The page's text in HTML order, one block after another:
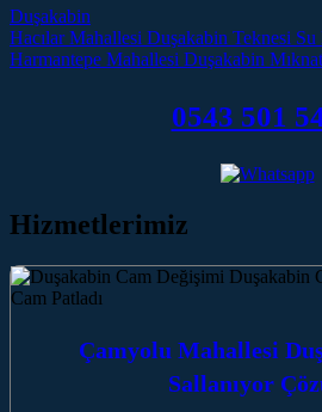
Duşakabin
Post navigation
Hacılar Mahallesi Duşakabin Teknesi Su
Harmantepe Mahallesi Duşakabin
0543 501
Hizmetlerimiz
Çamyolu Mahallesi
Sallanıyor